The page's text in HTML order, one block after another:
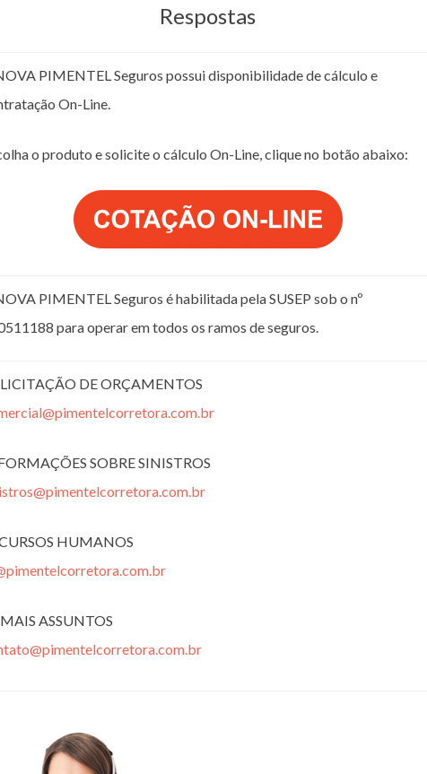
Respostas
PIMENTEL Seguros possui disponibilidade de cálculo e
On-Line.
o produto e solicite o cálculo On-Line, clique no botão abaixo:
PIMENTEL Seguros é habilitada pela SUSEP sob o nº
para operar em todos os ramos de seguros.
DE ORÇAMENTOS
SOBRE SINISTROS
HUMANOS
ASSUNTOS